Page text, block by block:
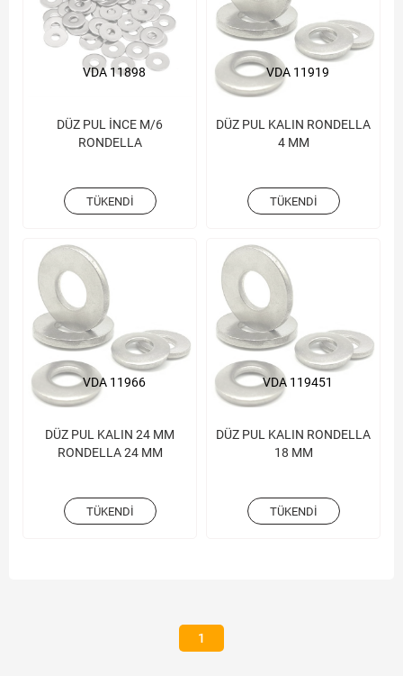
DÜZ PUL İNCE M/6
RONDELLA
VDA 11898
TÜKENDI
DÜZ PUL KALIN RONDELLA
4 MM
VDA 11919
TÜKENDI
DÜZ PUL KALIN 24 MM
RONDELLA 24 MM
VDA 11966
TÜKENDI
DÜZ PUL KALIN RONDELLA
18 MM
VDA 119451
TÜKENDI
1